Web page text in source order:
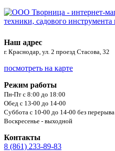
Наш адрес
г. Краснодар, ул. 2 проезд Стасова, 32
посмотреть на карте
Режим работы
Пн-Пт с 8:00 до 18:00
Обед с 13-00 до 14-00
Суббота с 10-00 до 14-00 без перерыва
Воскресенье - выходной
Контакты
8 (861) 233-89-83